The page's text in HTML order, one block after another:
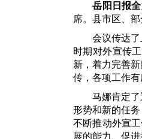
岳阳日报
席。县市区、
会议传达了上
时期对外宣传
新，着力完善
传，各项工作
马娜肯定了近
形势和新的任
不断推动外宣
展的能力、促